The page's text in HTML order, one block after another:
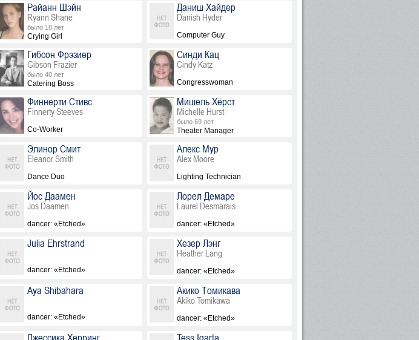
Райанн Шэйн
Ryann Shane
было 18 лет
Crying Girl
Даниш Хайдер
Danish Hyder
Computer Guy
Гибсон Фрэзиер
Gibson Frazier
было 40 лет
Catering Boss
Синди Кац
Cindy Katz
Congresswoman
Финнерти Стивс
Finnerty Steeves
Co-Worker
Мишель Хёрст
Michelle Hurst
было 69 лет
Theater Manager
Элинор Смит
Eleanor Smith
Dance Duo
Алекс Мур
Alex Moore
Lighting Technician
Йос Даамен
Jos Daamen
dancer: «Etched»
Лорел Демаре
Laurel Desmarais
dancer: «Etched»
Julia Ehrstrand
dancer: «Etched»
Хезер Лэнг
Heather Lang
dancer: «Etched»
Aya Shibahara
dancer: «Etched»
Акико Томикава
Akiko Tomikawa
dancer: «Etched»